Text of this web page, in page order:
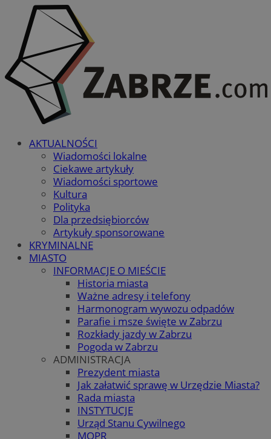
AKTUALNOŚCI
Wiadomości lokalne
Ciekawe artykuły
Wiadomości sportowe
Kultura
Polityka
Dla przedsiębiorców
Artykuły sponsorowane
KRYMINALNE
MIASTO
INFORMACJE O MIEŚCIE
Historia miasta
Ważne adresy i telefony
Harmonogram wywozu odpadów
Parafie i msze święte w Zabrzu
Rozkłady jazdy w Zabrzu
Pogoda w Zabrzu
ADMINISTRACJA
Prezydent miasta
Jak załatwić sprawę w Urzędzie Miasta?
Rada miasta
INSTYTUCJE
Urząd Stanu Cywilnego
MOPR